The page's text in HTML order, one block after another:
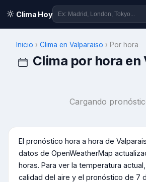
Clima Hoy
Inicio › Clima en Valparaiso › Por hora
Clima por hora en
Cargando
El pronóstico hora a hora de
datos de OpenWeatherMap
horas. Para ver la temperatura
calidad del aire y el pronóstico de 7